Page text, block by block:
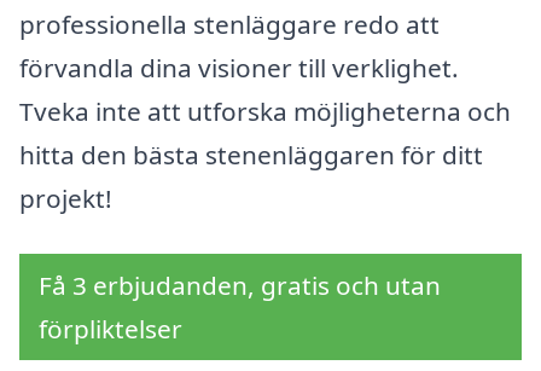
professionella stenläggare redo att
förvandla dina visioner till verklighet.
Tveka inte att utforska möjligheterna och
hitta den bästa stenenläggaren för ditt
projekt!
Få 3 erbjudanden, gratis och utan
förpliktelser